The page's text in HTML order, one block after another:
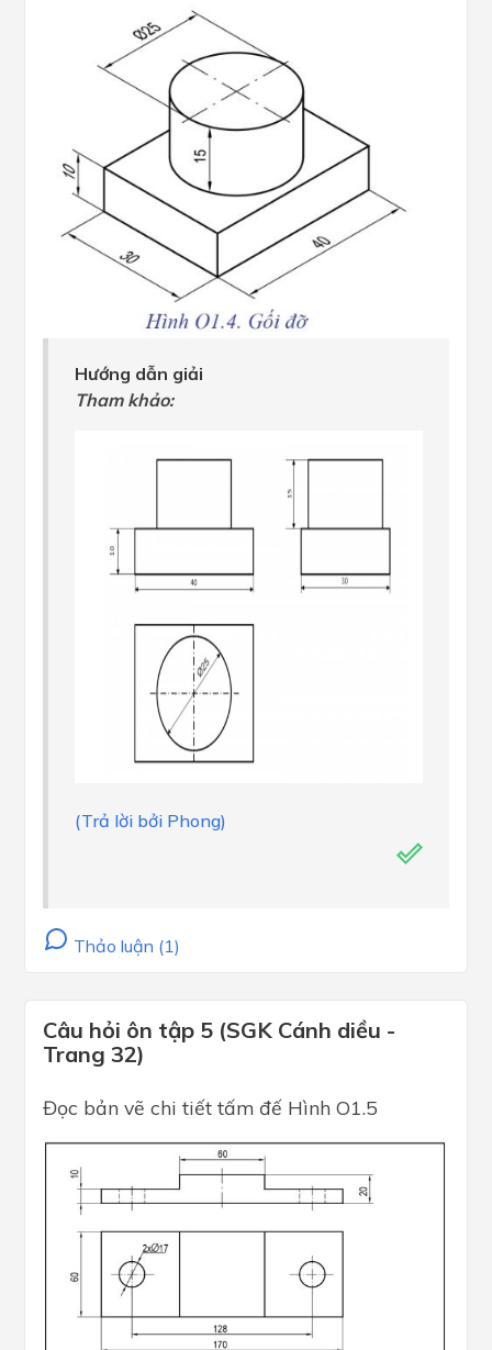
Hướng dẫn giải
Tham khảo:
(Trả lời bởi Phong)
Thảo luận (1)
Câu hỏi ôn tập 5 (SGK Cánh diều -
Trang 32)
Đọc bản vẽ chi tiết tấm đế Hình O1.5